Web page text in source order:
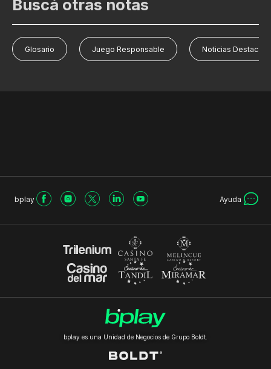
Buscá otras notas
Glosario Juego Responsable Noticias
bplay Ayuda
bplay es una Unidad de Negocios de Grupo Boldt.